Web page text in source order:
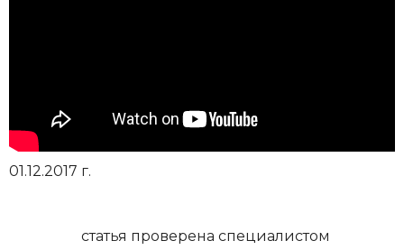
01.12.2017 г.
статья проверена специалистом